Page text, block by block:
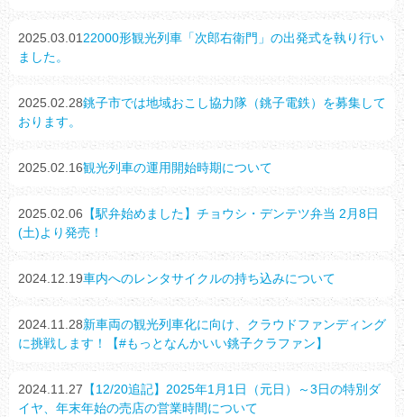
2025.03.01 22000形観光列車「次郎右衛門」の出発式を執り行い
ました。
2025.02.28銚子市では地域おこし協力隊（銚子電鉄）を募集して
おります。
2025.02.16観光列車の運用開始時期について
2025.02.06 【駅弁始めました】チョウシ・デンテツ弁当 2月8日
(土)より発売！
2024.12.19車内へのレンタサイクルの持ち込みについて
2024.11.28新車両の観光列車化に向け、クラウドファンディング
に挑戦します！【#もっとなんかいい銚子クラファン】
2024.11.27 【12/20追記】2025年1月1日（元日）～3日の特別ダ
イヤ、年末年始の売店の営業時間について